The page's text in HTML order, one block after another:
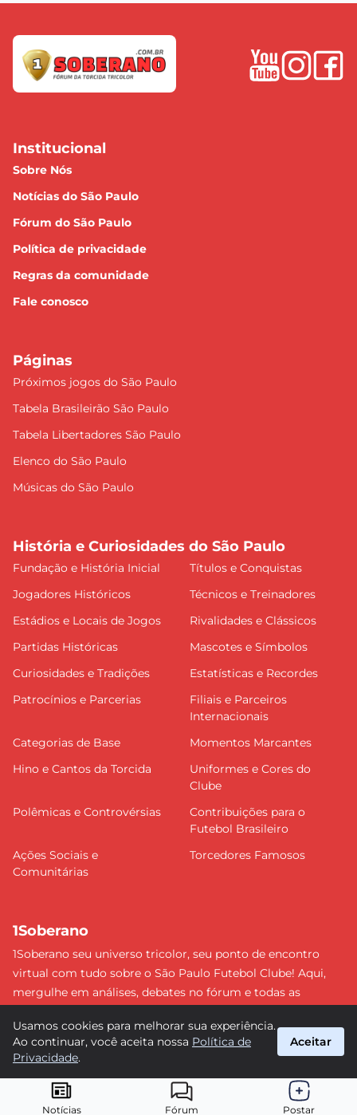
Notícias Fórum Postar
Institucional
Sobre Nós
Notícias do São Paulo
Fórum do São Paulo
Política de privacidade
Regras da comunidade
Fale conosco
Páginas
Próximos jogos do São Paulo
Tabela Brasileirão São Paulo
Tabela Libertadores São Paulo
Elenco do São Paulo
Músicas do São Paulo
História e Curiosidades do São Paulo
Fundação e História Inicial
Títulos e Conquistas
Jogadores Históricos
Técnicos e Treinadores
Estádios e Locais de Jogos
Rivalidades e Clássicos
Partidas Históricas
Mascotes e Símbolos
Curiosidades e Tradições
Estatísticas e Recordes
Patrocínios e Parcerias
Filiais e Parceiros
Internacionais
Categorias de Base
Momentos Marcantes
Hino e Cantos da Torcida
Uniformes e Cores do
Clube
Polêmicas e Controvérsias
Contribuições para o
Futebol Brasileiro
Ações Sociais e
Comunitárias
Torcedores Famosos
1Soberano
1Soberano seu universo tricolor, seu ponto de encontro
virtual com tudo sobre o São Paulo Futebol Clube! Aqui,
mergulhe em análises, debates no fórum e todas as
detalhe e faça parte dessa comunidade apaixonada pelo
tricolor paulista. #SPFC #SãoPaulo #1Soberano
© 2026 1Soberano. Todos os direitos reservados.
Usamos cookies para melhorar sua experiência.
Ao continuar, você aceita nossa Política de
Privacidade.
Aceitar